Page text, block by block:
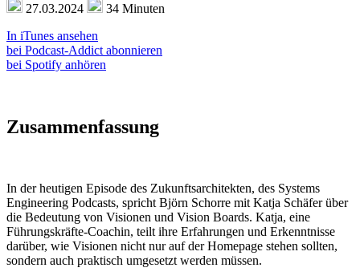
27.03.2024
34 Minuten
In iTunes ansehen
bei Podcast-Addict abonnieren
bei Spotify anhören
Zusammenfassung
In der heutigen Episode des Zukunftsarchitekten, des Systems
Engineering Podcasts, spricht Björn Schorre mit Katja Schäfer über
die Bedeutung von Visionen und Vision Boards. Katja, eine
Führungskräfte-Coachin, teilt ihre Erfahrungen und Erkenntnisse
darüber, wie Visionen nicht nur auf der Homepage stehen sollten,
sondern auch praktisch umgesetzt werden müssen.